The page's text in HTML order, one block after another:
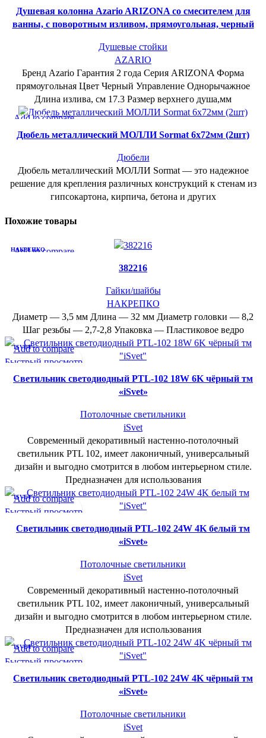
В желаемое
Душевая колонна Azario ARIZONA со смесителем для
ванны, с поворотным изливом, прямоугольная, черный
Душевые стойки
AZARIO
Бренд Azario Гарантия 2 года Серия ARIZONA Форма
прямоугольная Цвет Черный Управление Однорычажное
Длина излива, см 17.3 Размер верхнего душа,мм
СУПЕР-ЦЕНА
Add to compare
Быстрый просмотр
Дюбель металлический МОЛЛИ Sormat 6х72мм (2шт)
Дюбели
Дюбель металлический МОЛЛИ Sormat — это надежное
решение для крепления различных конструкций к стенам из
гипсокартона, кирпича, бетона и других
Похожие товары
НАКРЕПКО
Add to compare
382216
Гайки/шайбы
НАКРЕПКО
Диаметр — 3,5 мм Длина — 32 мм Диаметр головки — 8,2
Шаг резьбы — 2,7-2,8 Упаковка — Пластиковое ведро
ISVET
Add to compare
Быстрый просмотр
В желаемое
Cветильник светодиодный PTL-102 18W 6K чёрный тм
«iSvet»
Потолочные светильники
iSvet
Современный декоративный настенно-потолочный
светильник PTL 102, имеет лаконичный, универсальный
дизайн и выгодно смотрится в любом интерьерном стиле.
Предназначен для использования
ISVET
Add to compare
Быстрый просмотр
В желаемое
Cветильник светодиодный PTL-102 24W 4K белый тм
«iSvet»
Потолочные светильники
iSvet
Современный декоративный настенно-потолочный
светильник PTL 102, имеет лаконичный, универсальный
дизайн и выгодно смотрится в любом интерьерном стиле.
Предназначен для использования
ISVET
Add to compare
Быстрый просмотр
В желаемое
Cветильник светодиодный PTL-102 24W 4K чёрный тм
«iSvet»
Потолочные светильники
iSvet